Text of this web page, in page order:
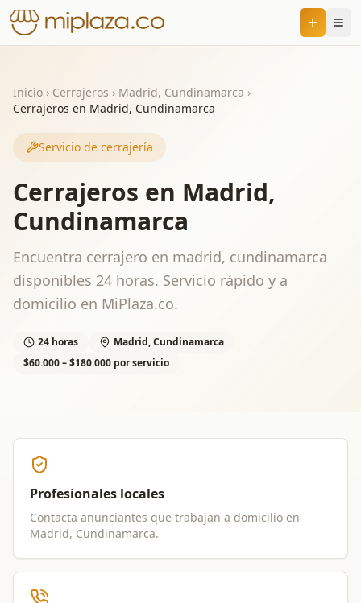
Inicio › Cerrajeros › Madrid, Cundinamarca ›
Cerrajeros en Madrid, Cundinamarca
Servicio de cerrajería
Cerrajeros en Madrid,
Cundinamarca
Encuentra cerrajero en madrid, cundinamarca
disponibles 24 horas. Servicio rápido y a
domicilio en MiPlaza.co.
24 horas
Madrid, Cundinamarca
$60.000 – $180.000 por servicio
Profesionales locales
Contacta anunciantes que trabajan a domicilio en
Madrid, Cundinamarca.